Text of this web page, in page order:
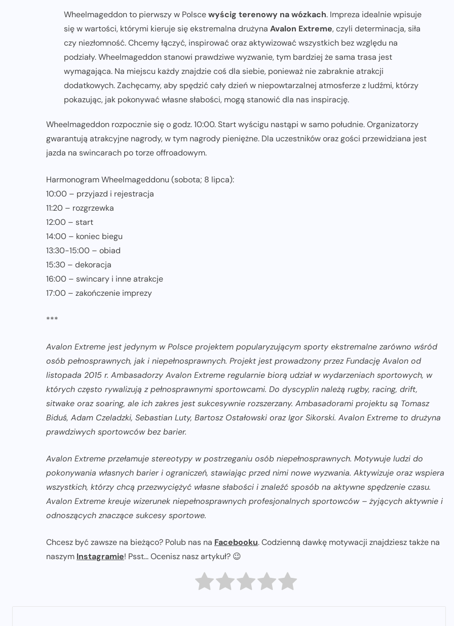
Wheelmageddon to pierwszy w Polscewyścig terenowy na wózkach. Impreza idealnie wpisuje
się w wartości, którymi kieruje się ekstremalna drużyna Avalon Extreme, czyli determinacja, siła
czy niezłomność. Chcemy łączyć, inspirować oraz aktywizować wszystkich bez względu na
podziały. Wheelmageddon stanowi prawdziwe wyzwanie, tym bardziej że sama trasa jest
wymagająca. Na miejscu każdy znajdzie coś dla siebie, ponieważ nie zabraknie atrakcji
dodatkowych. Zachęcamy, aby spędzić cały dzień w niepowtarzalnej atmosferze z ludźmi, którzy
pokazując, jak pokonywać własne słabości, mogą stanowić dla nas inspirację.
Wheelmageddon rozpocznie się o godz. 10:00. Start wyścigu nastąpi w samo południe. Organizatorzy
gwarantują atrakcyjne nagrody, w tym nagrody pieniężne. Dla uczestników oraz gości przewidziana jest
jazda na swincarach po torze offroadowym.
Harmonogram Wheelmageddonu (sobota; 8 lipca):
10:00 – przyjazd i rejestracja
11:20 – rozgrzewka
12:00 – start
14:00 – koniec biegu
13:30-15:00 – obiad
15:30 – dekoracja
16:00 – swincary i inne atrakcje
17:00 – zakończenie imprezy
***
Avalon Extreme jest jedynym w Polsce projektem popularyzującym sporty ekstremalne zarówno wśród
osób pełnosprawnych, jak i niepełnosprawnych. Projekt jest prowadzony przez Fundację Avalon od
listopada 2015 r. Ambasadorzy Avalon Extreme regularnie biorą udział w wydarzeniach sportowych, w
których często rywalizują z pełnosprawnymi sportowcami. Do dyscyplin należą rugby, racing, drift,
sitwake oraz soaring, ale ich zakres jest sukcesywnie rozszerzany. Ambasadorami projektu są Tomasz
Biduś, Adam Czeladzki, Sebastian Luty, Bartosz Ostałowski oraz Igor Sikorski. Avalon Extreme to drużyna
prawdziwych sportowców bez barier.
Avalon Extreme przełamuje stereotypy w postrzeganiu osób niepełnosprawnych. Motywuje ludzi do
pokonywania własnych barier i ograniczeń, stawiając przed nimi nowe wyzwania. Aktywizuje oraz wspiera
wszystkich, którzy chcą przezwyciężyć własne słabości i znaleźć sposób na aktywne spędzenie czasu.
Avalon Extreme kreuje wizerunek niepełnosprawnych profesjonalnych sportowców – żyjących aktywnie i
odnoszących znaczące sukcesy sportowe.
Chcesz być zawsze na bieżąco? Polub nas na Facebooku. Codzienną dawkę motywacji znajdziesz także na
naszym Instagramie! Psst... Ocenisz nasz artykuł? 😉